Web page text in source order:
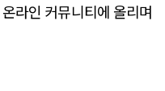
라인 커뮤니티에 올리며